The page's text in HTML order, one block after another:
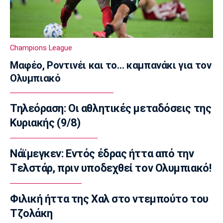
Μπάσκετ Ελλάδα
Μουρατίδης: «Στο NBA Summer League
μαθαίνεις την αγορά»
15:20
EuroLeague
Χάποελ Τελ Αβίβ: Τέλος ο Κουλέτσοφ
15:05
Μπάσκετ Ελλάδα
Κουκουλεκίδης: «Στη Σαουδική Αραβία βρήκα
14:50
Super League 1
Παναθηναϊκός: Επέστρεψε ο Τετέι
14:35
Super League 1
Champions League
Μαφέο, Ροντινέι και το… καμπανάκι για τον
Ολυμπιακό
Τηλεόραση: Οι αθλητικές μεταδόσεις της
Κυριακής (9/8)
Νάϊμεγκεν: Εντός έδρας ήττα από την
Tελστάρ, πριν υποδεχθεί τον Ολυμπιακό!
Φιλική ήττα της Χαλ στο ντεμπούτο του
Τζολάκη